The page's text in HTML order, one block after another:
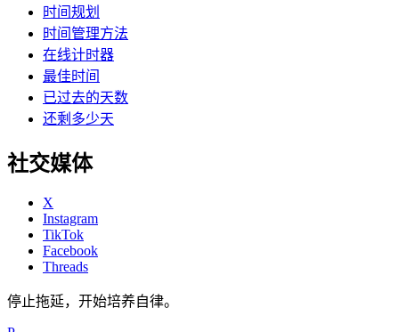
时间规划
时间管理方法
在线计时器
最佳时间
已过去的天数
还剩多少天
社交媒体
X
Instagram
TikTok
Facebook
Threads
停止拖延，开始培养自律。